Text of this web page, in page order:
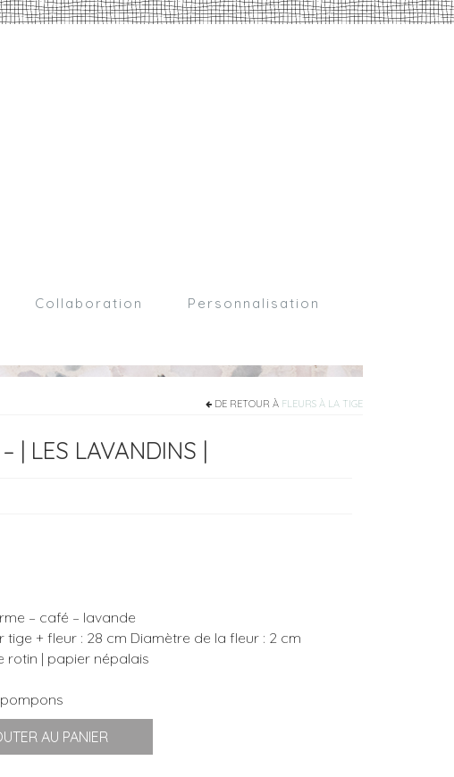
Collaboration Personnalisation
DE RETOUR À FLEURS À LA TIGE
| LES LAVANDINS |
– café – lavande
tige + fleur : 28 cm Diamètre de la fleur : 2 cm
rotin | papier népalais
AU PANIER